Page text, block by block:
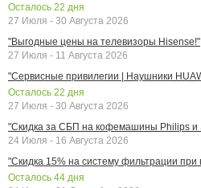
Осталось 22 дня
27 Июля - 30 Августа 2026
"Выгодные цены на телевизоры Hisense!"
27 Июля - 11 Августа 2026
"Сервисные привилегии | Наушники
Осталось 22 дня
27 Июля - 30 Августа 2026
"Скидка за СБП на кофемашины Philips и
24 Июля - 16 Августа 2026
"Скидка 15% на систему фильтрации при
Осталось 44 дня